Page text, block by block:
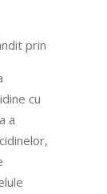
prin
cu
a